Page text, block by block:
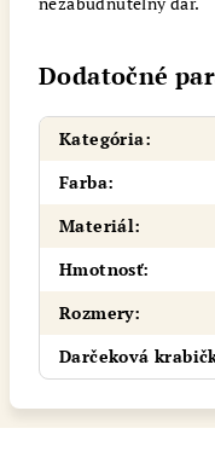
Dodatočné
Kategória:
Farba:
Materiál:
Hmotnosť:
Rozmery:
Darčeková